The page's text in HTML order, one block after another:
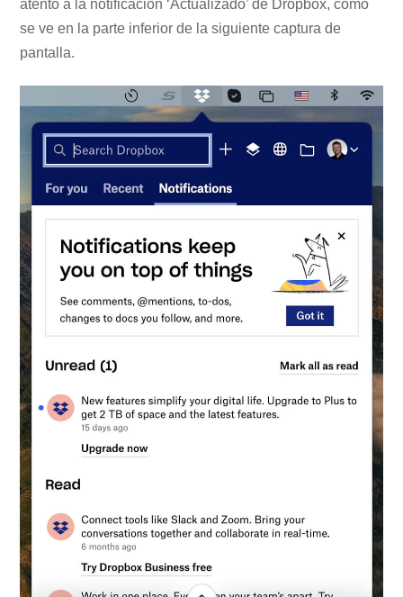
atento a la notificación ‘Actualizado’ de Dropbox, como
se ve en la parte inferior de la siguiente captura de
pantalla.